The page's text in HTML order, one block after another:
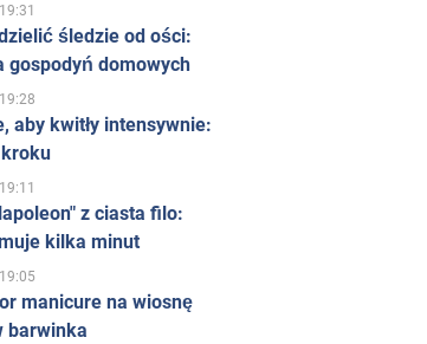
śledzie od ości:
gospodyń domowych
aby kwitły intensywnie:
z ciasta filo:
kilka minut
manicure na wiosnę
barwinka